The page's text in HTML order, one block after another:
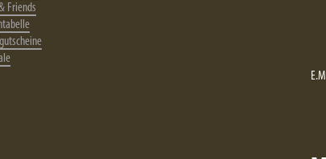
Friends